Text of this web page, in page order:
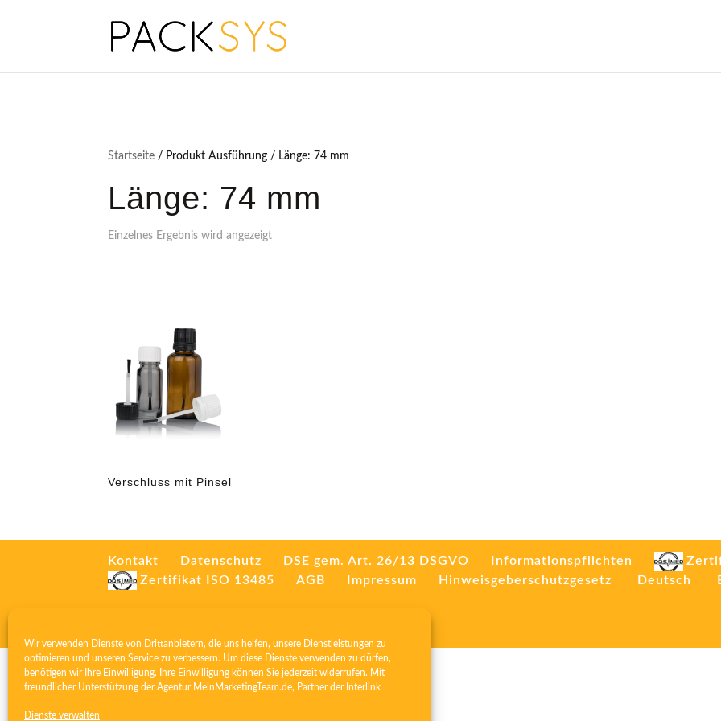
Wir verwenden Dienste von Drittanbietern, die uns helfen, unsere Dienstleistungen zu
optimieren und unseren Service zu verbessern. Um diese Dienste verwenden zu dürfen,
benötigen wir Ihre Einwilligung. Ihre Einwilligung können Sie jederzeit widerrufen. Mit
freundlicher Unterstützung der Agentur MeinMarketingTeam.de, Partner der Interlink
Dienste verwalten
Startseite / Produkt Ausführung / Länge: 74 mm
Länge: 74 mm
Einzelnes Ergebnis wird angezeigt
Verschluss mit Pinsel
Kontakt Datenschutz DSE gem. Art. 26/13 DSGVO Informationspflichten
Zertifikat ISO 13485
AGB Impressum Hinweisgeberschutzgesetz Deutsch